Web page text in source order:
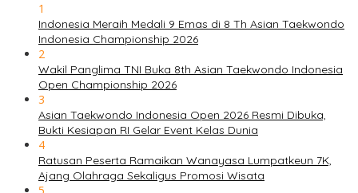
1
Indonesia Meraih Medali 9 Emas di 8 Th Asian Taekwondo
Indonesia Championship 2026
2
Wakil Panglima TNI Buka 8th Asian Taekwondo Indonesia
Open Championship 2026
3
Asian Taekwondo Indonesia Open 2026 Resmi Dibuka,
Bukti Kesiapan RI Gelar Event Kelas Dunia
4
Ratusan Peserta Ramaikan Wanayasa Lumpatkeun 7K,
Ajang Olahraga Sekaligus Promosi Wisata